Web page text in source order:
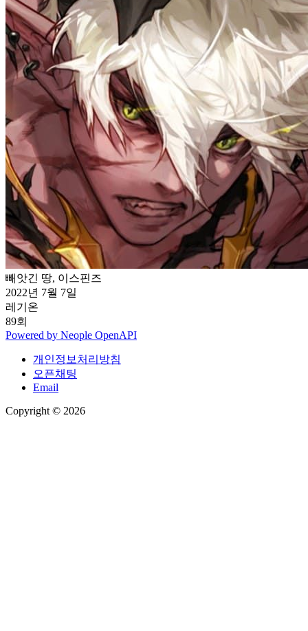
빼앗긴 땅, 이스핀즈
2022년 7월 7일
레기온
89회
Powered by Neople OpenAPI
개인정보처리방침
오픈채팅
Email
Copyright © 2026